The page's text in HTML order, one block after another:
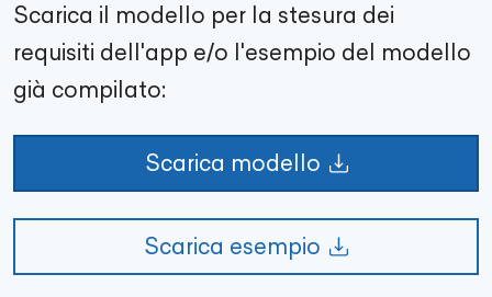
Scarica il modello per la stesura dei
requisiti dell'app e/o l'esempio del modello
già compilato:
Scarica modello
Scarica esempio